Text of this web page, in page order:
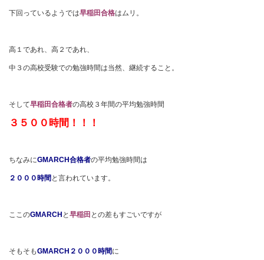
下回っているようでは早稲田合格はムリ。
高１であれ、高２であれ、
中３の高校受験での勉強時間は当然、継続すること。
そして早稲田合格者の高校３年間の平均勉強時間
３５００時間！！！
ちなみにGMARCH合格者の平均勉強時間は
２０００時間 と言われています。
ここのGMARCH と 早稲田 との差もすごいですが
そもそもGMARCH２０００時間に